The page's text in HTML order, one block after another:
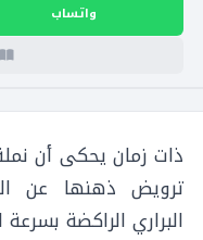
واتساب
ذات زمان يحكى أن
ترويض ذهنها عن
البراري الراكضة